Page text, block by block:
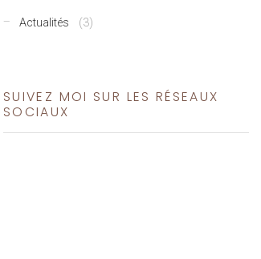
Actualités (3)
SUIVEZ MOI SUR LES RÉSEAUX
SOCIAUX